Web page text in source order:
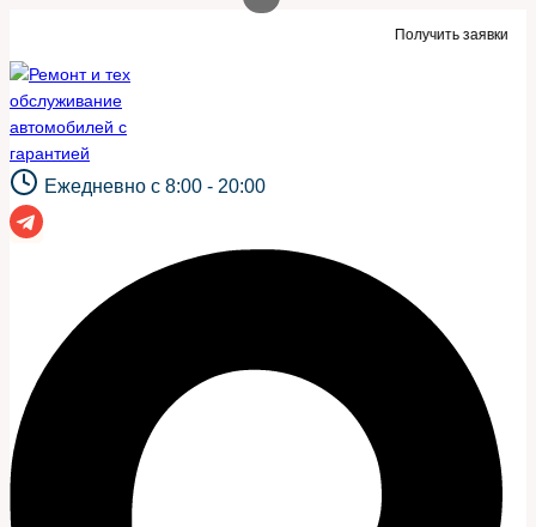
содержимому
Получить заявки
Ежедневно с 8:00 - 20:00